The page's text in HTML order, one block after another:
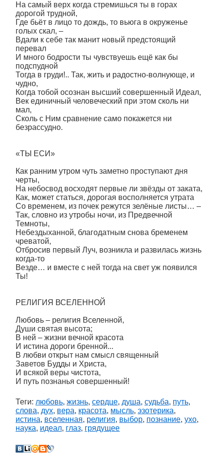
На самый верх когда стремишься ты в горах
дорогой трудной,
Где бьёт в лицо то дождь, то вьюга в окруженье
голых скал, –
Вдали к себе так манит новый предстоящий
перевал
И много бодрости ты чувствуешь ещё как бы
подспудной
Тогда в груди!.. Так, жить и радостно-волнующе, и
чудно,
Когда тобой осознан высший совершенный Идеал,
Век единичный человеческий при этом сколь ни
мал,
Сколь с Ним сравнение само покажется ни
безрассудно.
«ТЫ ЕСИ»
Как ранним утром чуть заметно проступают дня
черты,
На небосвод восходят первые ли звёзды от заката,
Как, может статься, дорогая восполняется утрата
Со временем, из почек режутся зелёные листы… –
Так, словно из утробы ночи, из Предвечной
Темноты,
Небездыханной, благодатным снова бременем
чреватой,
Отбросив первый Луч, возникла и развилась жизнь
когда-то
Везде… и вместе с ней тогда на свет уж появился
Ты!
РЕЛИГИЯ ВСЕЛЕННОЙ
Любовь – религия Вселенной,
Души святая высота;
В ней – жизни вечной красота
И истина дороги бренной...
В любви открыт нам смысл священный
Заветов Будды и Христа,
И всякой веры чистота,
И путь познанья совершенный!
Теги: любовь, жизнь, сердце, душа, судьба, путь,
слова, дух, вера, красота, мысль, эзотерика,
истина, вселенная, религия, выбор, познание, ухо,
наука, идеал, глаз, грядущее